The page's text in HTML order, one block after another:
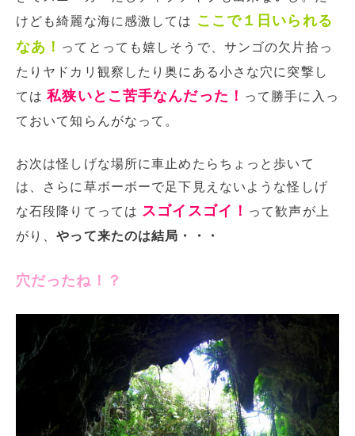
けども綺麗な海に感激しては ここで１日いられる
なあ！ ってとっても嬉しそうで、サンゴの欠片拾っ
たりヤドカリ観察したり奥にある小さな穴に突撃し
ては私狭いとこ苦手なんだった！ って勝手に入っ
ておいて知らんがなって。
お次は怪しげな場所に車止めたらちょっと歩いて
は、さらに草ボーボーで足下見えないような怪しげ
な石段降りてっては スゴイスゴイ！ って歓声が上
がり、やって来たのは結局・・・
穴だったね！？